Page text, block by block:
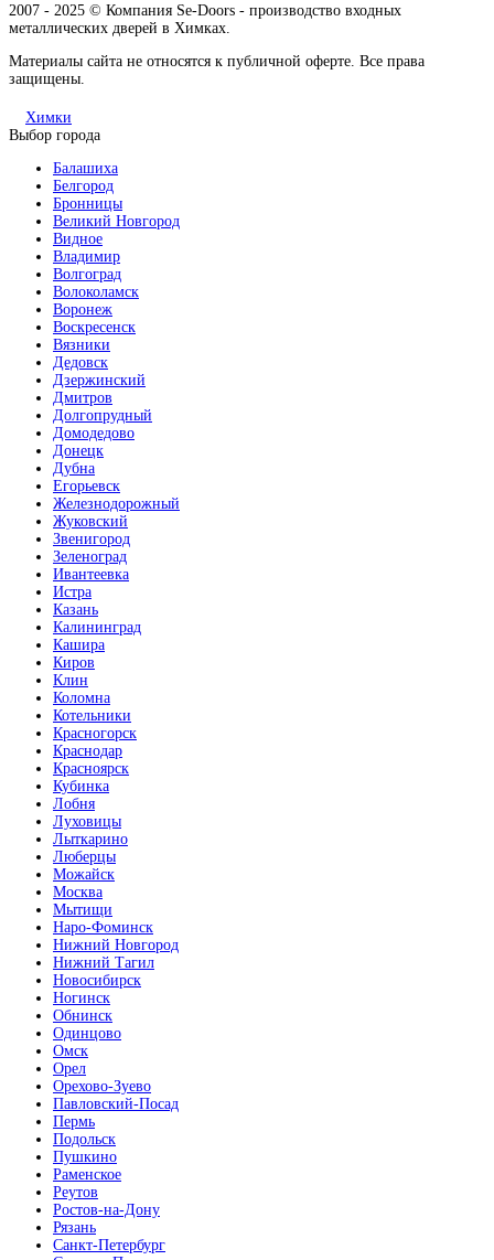
2007 - 2025 © Компания Se-Doors - производство входных
металлических дверей в Химках.
Материалы сайта не относятся к публичной оферте. Все права
защищены.
Химки
Выбор города
Балашиха
Белгород
Бронницы
Великий Новгород
Видное
Владимир
Волгоград
Волоколамск
Воронеж
Воскресенск
Вязники
Дедовск
Дзержинский
Дмитров
Долгопрудный
Домодедово
Донецк
Дубна
Егорьевск
Железнодорожный
Жуковский
Звенигород
Зеленоград
Ивантеевка
Истра
Казань
Калининград
Кашира
Киров
Клин
Коломна
Котельники
Красногорск
Краснодар
Красноярск
Кубинка
Лобня
Луховицы
Лыткарино
Люберцы
Можайск
Москва
Мытищи
Наро-Фоминск
Нижний Новгород
Нижний Тагил
Новосибирск
Ногинск
Обнинск
Одинцово
Омск
Орел
Орехово-Зуево
Павловский-Посад
Пермь
Подольск
Пушкино
Раменское
Реутов
Ростов-на-Дону
Рязань
Санкт-Петербург